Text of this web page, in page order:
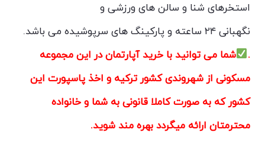
استخرهای شنا و سالن های ورزشی و
نگهبانی ۲۴ ساعته و پارکینگ های سرپوشیده می باشد.
.
شما می توانید با خرید آپارتمان در این مجموعه
مسکونی از شهروندی کشور ترکیه و اخذ پاسپورت این
کشور که به صورت کاملا قانونی به شما و خانواده
محترمتان ارائه میگردد بهره مند شوید.